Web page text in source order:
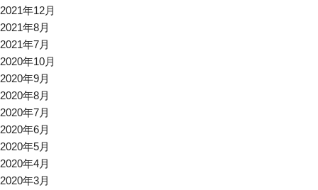
2021年12月
2021年8月
2021年7月
2020年10月
2020年9月
2020年8月
2020年7月
2020年6月
2020年5月
2020年4月
2020年3月